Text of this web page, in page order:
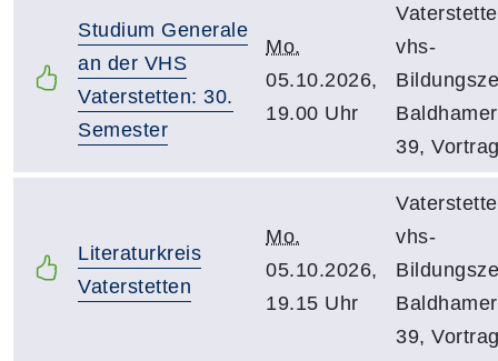
Studium Generale
an der VHS
Vaterstetten: 30.
Semester
Mo.
05.10.2026,
19.00 Uhr
vhs-
39,
Literaturkreis
Vaterstetten
Mo.
05.10.2026,
19.15 Uhr
vhs-
39,